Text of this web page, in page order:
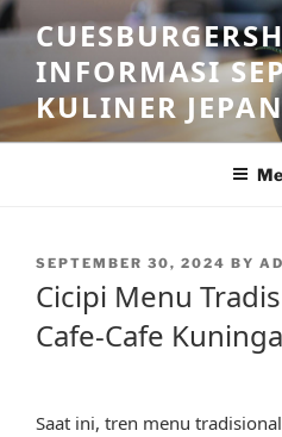
Skip
to
contentINFORMASI
KULINER
POSTED
ON
SEPTEMBER 30, 2024 BY
Cicipi Menu
Cafe-Cafe
Saat ini, tren menu